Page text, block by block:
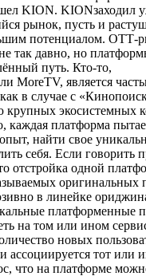
KION. KIONзаходил
рынок, пусть и
потенциалом. ОТТ-
так давно, но
путь. Кто-то,
MoreTV, является
в случае с
крупных экосистемных
каждая платформа
найти свое
себя. Если говорить
отстройка одной
оригинальных
в линейке
платформенные
на том или ином
новых
ассоциируется тот или
что на платформе